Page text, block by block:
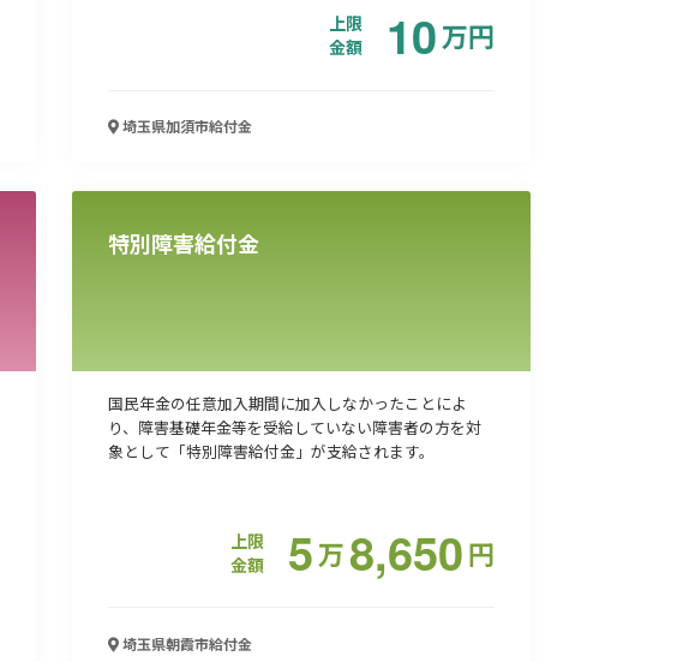
上限
金額
10万円
埼玉県加須市給付金
特別障害給付金
国民年金の任意加入期間に加入しなかったことによ
り、障害基礎年金等を受給していない障害者の方を対
象として「特別障害給付金」が支給されます。
上限
金額
5万8,650円
埼玉県朝霞市給付金